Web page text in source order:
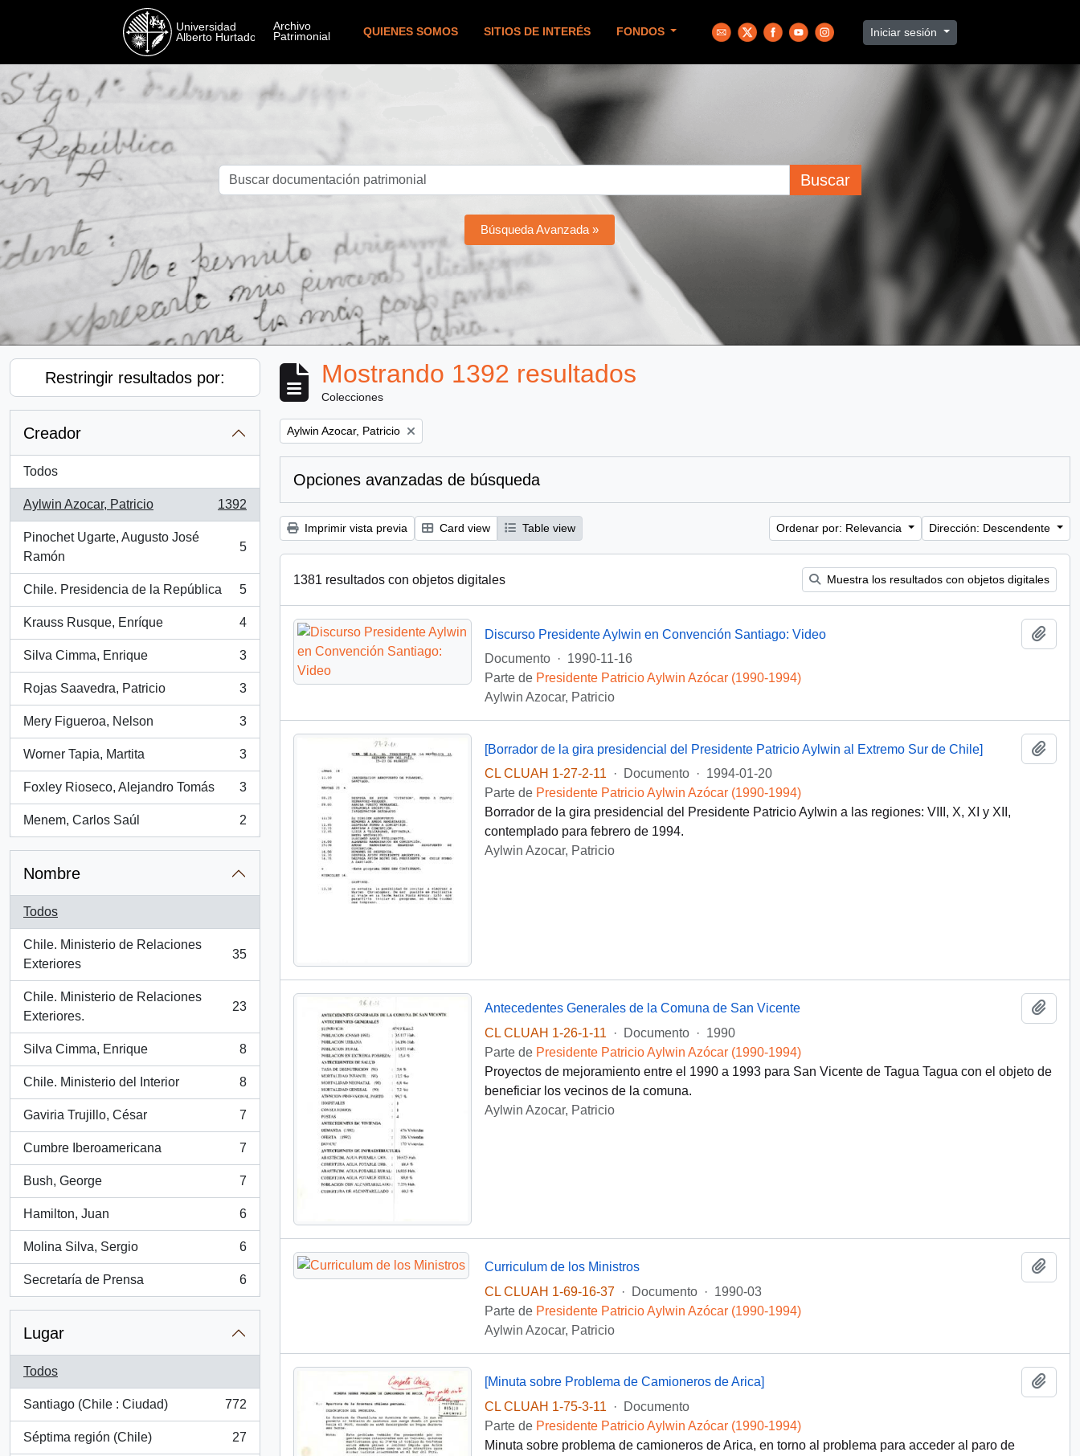
QUIENES SOMOS SITIOS DE INTERÉS FONDOS Iniciar sesión
Buscar
Búsqueda Avanzada »
Restringir resultados por:
Creador
Todos
Aylwin Azocar, Patricio
, 1392 resultados
1392
Pinochet Ugarte, Augusto José
Ramón
, 5 resultados
5
Chile. Presidencia de la República
, 5 resultados
5
Krauss Rusque, Enríque
, 4 resultados
4
Silva Cimma, Enrique
, 3 resultados
3
Rojas Saavedra, Patricio
, 3 resultados
3
Mery Figueroa, Nelson
, 3 resultados
3
Worner Tapia, Martita
, 3 resultados
3
Foxley Rioseco, Alejandro Tomás
, 3 resultados
3
Menem, Carlos Saúl
, 2 resultados
2
Nombre
Todos
Chile. Ministerio de Relaciones
Exteriores
, 35 resultados
35
Chile. Ministerio de Relaciones
Exteriores.
, 23 resultados
23
Silva Cimma, Enrique
, 8 resultados
8
Chile. Ministerio del Interior
, 8 resultados
8
Gaviria Trujillo, César
, 7 resultados
7
Cumbre Iberoamericana
, 7 resultados
7
Bush, George
, 7 resultados
7
Hamilton, Juan
, 6 resultados
6
Molina Silva, Sergio
, 6 resultados
6
Secretaría de Prensa
, 6 resultados
6
Lugar
Todos
Santiago (Chile : Ciudad)
, 772 resultados
772
Séptima región (Chile)
, 27 resultados
27
Mostrando 1392 resultados
Colecciones
Remove filter:
Aylwin Azocar, Patricio
Opciones avanzadas de búsqueda
Imprimir vista previa Card view Table view Ordenar por: Relevancia Dirección: Descendente
1381 resultados con objetos digitales Muestra los resultados con objetos digitales
Discurso Presidente Aylwin en Convención Santiago: Video
Documento
· 1990-11-16
Parte de Presidente Patricio Aylwin Azócar (1990-1994)
Aylwin Azocar, Patricio
[Borrador de la gira presidencial del Presidente Patricio Aylwin al Extremo Sur de Chile]
CL CLUAH 1-27-2-11
· Documento · 1994-01-20
Parte de Presidente Patricio Aylwin Azócar (1990-1994)
Borrador de la gira presidencial del Presidente Patricio Aylwin a las regiones: VIII, X, XI y XII,
contemplado para febrero de 1994.
Aylwin Azocar, Patricio
Antecedentes Generales de la Comuna de San Vicente
CL CLUAH 1-26-1-11
· Documento · 1990
Parte de Presidente Patricio Aylwin Azócar (1990-1994)
Proyectos de mejoramiento entre el 1990 a 1993 para San Vicente de Tagua Tagua con el objeto de
beneficiar los vecinos de la comuna.
Aylwin Azocar, Patricio
Curriculum de los Ministros
CL CLUAH 1-69-16-37
· Documento · 1990-03
Parte de Presidente Patricio Aylwin Azócar (1990-1994)
Aylwin Azocar, Patricio
[Minuta sobre Problema de Camioneros de Arica]
CL CLUAH 1-75-3-11
·
Documento
Parte de Presidente Patricio Aylwin Azócar (1990-1994)
Minuta sobre problema de camioneros de Arica, en torno al problema para acceder al paro de